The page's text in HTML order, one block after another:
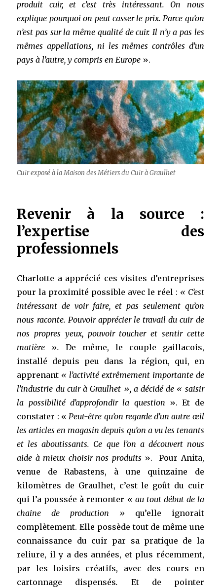
produit cuir, et c’est très intéressant. On nous
explique pourquoi on peut casser le prix. Parce qu’on
n’est pas sur la même qualité de cuir. Il n’y a pas les
mêmes appellations, ni les mêmes contrôles d’un
pays à l’autre, y compris en Europe ».
Cuir exposé à la Maison des Métiers du Cuir à Graulhet
Revenir à la source :
l’expertise des
professionnels
Charlotte a apprécié ces visites d’entreprises
pour la proximité possible avec le réel : « C’est
intéressant de voir faire, et pas seulement qu’on
nous raconte. Pouvoir apprécier le travail du cuir de
nos propres yeux, pouvoir toucher et sentir cette
matière ».De même, le couple gaillacois,
installé depuis peu dans la région, qui, en
apprenant « l’activité extrêmement importante de
l’industrie du cuir à Graulhet », a décidé de « saisir
la possibilité d’approfondir la question ». Et de
constater : «Peut-être qu’on regarde d’un autre œil
les articles en magasin depuis qu’on a vu les tenants
et les aboutissants. Ce que l’on a découvert nous
aide à mieux choisir nos produits ». Pour Anita,
venue de Rabastens, à une quinzaine de
kilomètres de Graulhet, c’est le goût du cuir
qui l’a poussée à remonter « au tout début de la
chaine de production » qu’elle ignorait
complètement. Elle possède tout de même une
connaissance du cuir par sa pratique de la
reliure, il y a des années, et plus récemment,
par les loisirs créatifs, avec des cours en
cartonnage dispensés. Et de pointer